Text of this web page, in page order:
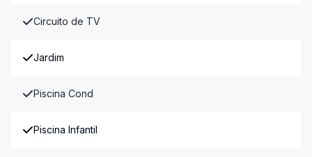
Circuito de TV
Jardim
Piscina Cond
Piscina Infantil